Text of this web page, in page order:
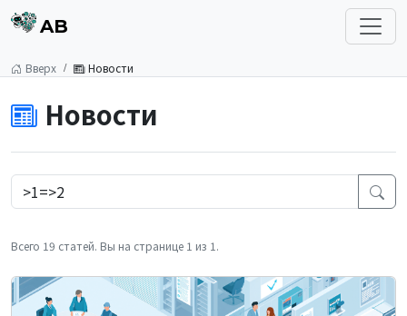
AB
Вверх Новости
Новости
Всего 19 статей. Вы на странице 1 из 1.